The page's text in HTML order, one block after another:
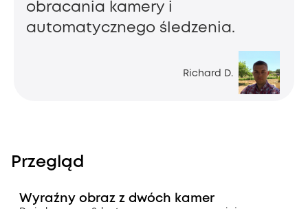
Richard D.
obracania kamery i
automatycznego śledzenia.
Przegląd
Wyraźny obraz z dwóch kamer